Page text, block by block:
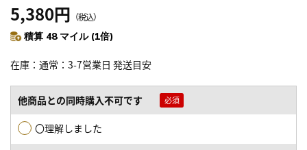
5,380円 （税込）
積算 48 マイル (1倍)
在庫 通常：3-7営業日 発送目安
他商品との同時購入不可です
〇理解しました